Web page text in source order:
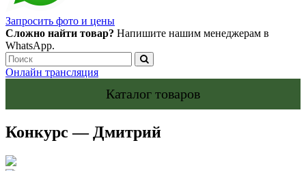
Запросить фото и цены
Сложно найти товар? Напишите нашим менеджерам в
WhatsApp.
Онлайн трансляция
Каталог товаров
Конкурс — Дмитрий